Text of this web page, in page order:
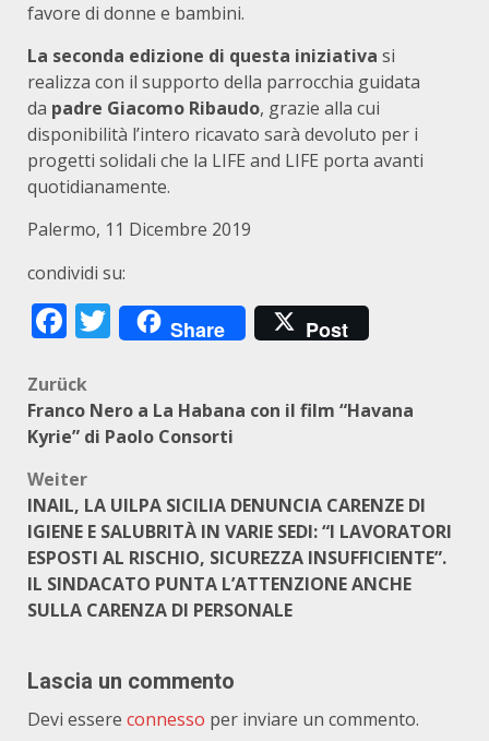
favore di donne e bambini.
La seconda edizione di questa iniziativa si
realizza con il supporto della parrocchia guidata
da padre Giacomo Ribaudo, grazie alla cui
disponibilità l’intero ricavato sarà devoluto per i
progetti solidali che la LIFE and LIFE porta avanti
quotidianamente.
Palermo, 11 Dicembre 2019
condividi su:
Facebook
Twitter
Share Post
Beitragsnavigation
Zurück
Franco Nero a La Habana con il film “Havana
Kyrie” di Paolo Consorti
Weiter
INAIL, LA UILPA SICILIA DENUNCIA CARENZE DI
IGIENE E SALUBRITÀ IN VARIE SEDI: “I LAVORATORI
ESPOSTI AL RISCHIO, SICUREZZA INSUFFICIENTE”.
IL SINDACATO PUNTA L’ATTENZIONE ANCHE
SULLA CARENZA DI PERSONALE
Lascia un commento
Devi essere connesso per inviare un commento.